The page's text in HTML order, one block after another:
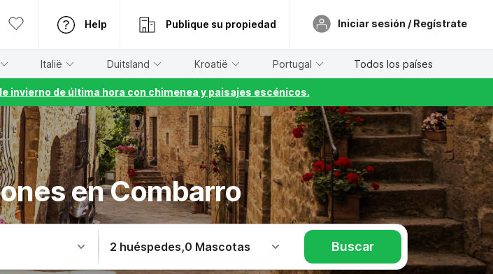
Help Publique su propiedad Iniciar sesión / Regístrate
Italië Duitsland Kroatië Portugal Todos los países
invierno de última hora con chimenea y paisajes escénicos.
en Combarro
2 huéspedes,0 Mascotas Buscar